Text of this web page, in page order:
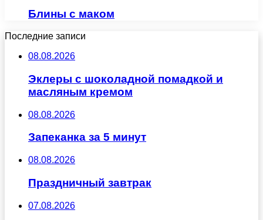
Блины с маком
Последние записи
08.08.2026
Эклеры с шоколадной помадкой и
масляным кремом
08.08.2026
Запеканка за 5 минут
08.08.2026
Праздничный завтрак
07.08.2026